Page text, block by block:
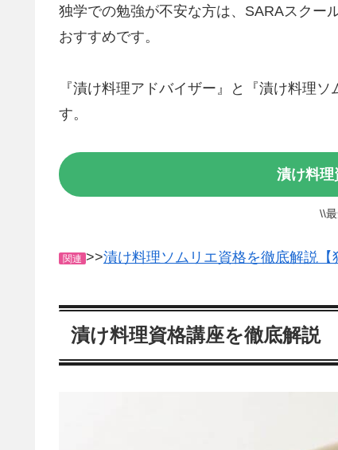
独学での勉強が不安な方は、SARAスクー
おすすめです。
『漬け料理アドバイザー』と『漬け料理
す。
漬け料理
\\
関連 >>漬け料理ソムリエ資格を徹底解説【
漬け料理資格講座を徹底解説